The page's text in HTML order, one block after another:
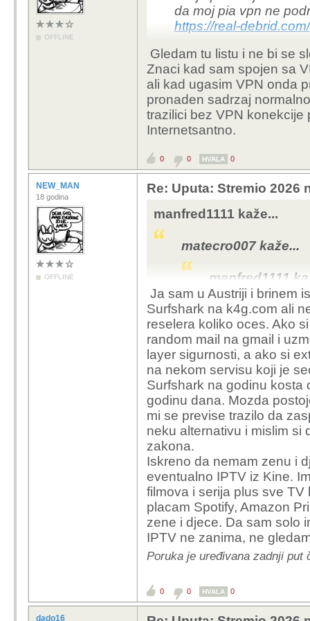
forum.
servera / ip
druge slične
svrhe te
Nebitno, kao sto
skidanja/
istovremenog
legalno.
Drugim rijecima,
je omogucio
di sve vise toga
Zašto onda u
ne dijele? Ako nije
OFFLINE
da moj pia vpn ne
https://real-
Gledam tu listu i ne bi se
Znaci kad sam spojen sa
ali kad ugasim VPN onda
pronaden sadrzaj
trazilici bez VPN konekcije
Internetsantno.
0 0 HVALA 0
NEW_MAN
18 godina
OFFLINE
Re: Uputa: Stremio 2026
manfred1111 kaže...
matecro007 kaže...
manfred1111
ovdje pise
a koje
https://real-
Kupi onda vpn
problem.
haha mislim da je
Ja sam u Austriji i brinem
Surfshark na k4g.com ali
reselera koliko oces. Ako
random mail na gmail i
layer sigurnosti, a ako si
na nekom servisu koji je
Surfshark na godinu kosta
godinu dana. Mozda
mi se previse trazilo da
neku alternativu i mislim si
zakona.
Iskreno da nemam zenu i
eventualno IPTV iz Kine.
filmova i serija plus sve
placam Spotify, Amazon
zene i djece. Da sam solo
IPTV ne zanima, ne
Poruka je uređivana zadnji put
0 0 HVALA 0
dado16